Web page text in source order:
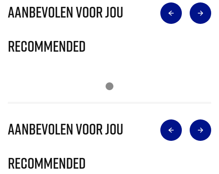
Aanbevolen voor jou
Recommended
Aanbevolen voor jou
Recommended